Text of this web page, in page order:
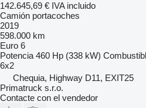
142.645,69 € IVA incluido
Camión portacoches
2019
598.000 km
Euro 6
Potencia 460 Hp (338 kW)
6x2
Chequia, Highway D11, EXIT25
Primatruck s.r.o.
Contacte con el vendedor